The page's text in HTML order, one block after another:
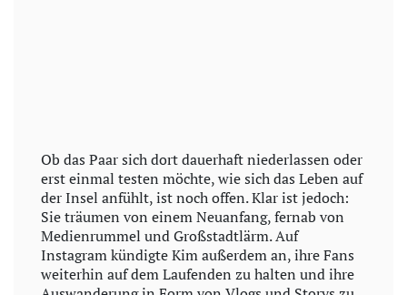
Ob das Paar sich dort dauerhaft niederlassen oder
erst einmal testen möchte, wie sich das Leben auf
der Insel anfühlt, ist noch offen. Klar ist jedoch:
Sie träumen von einem Neuanfang, fernab von
Medienrummel und Großstadtlärm. Auf
Instagram kündigte Kim außerdem an, ihre Fans
weiterhin auf dem Laufenden zu halten und ihre